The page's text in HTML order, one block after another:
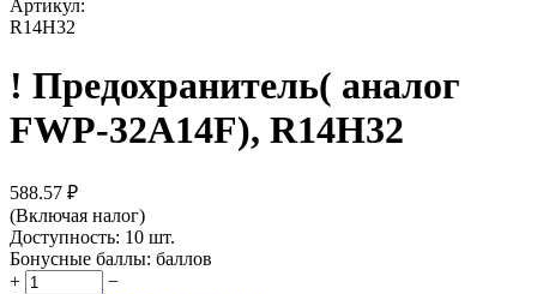
Артикул:
R14H32
! Предохранитель( аналог
FWP-32A14F), R14H32
588.57 ₽
(Включая налог)
Доступность: 10 шт.
Бонусные баллы: баллов
+
−